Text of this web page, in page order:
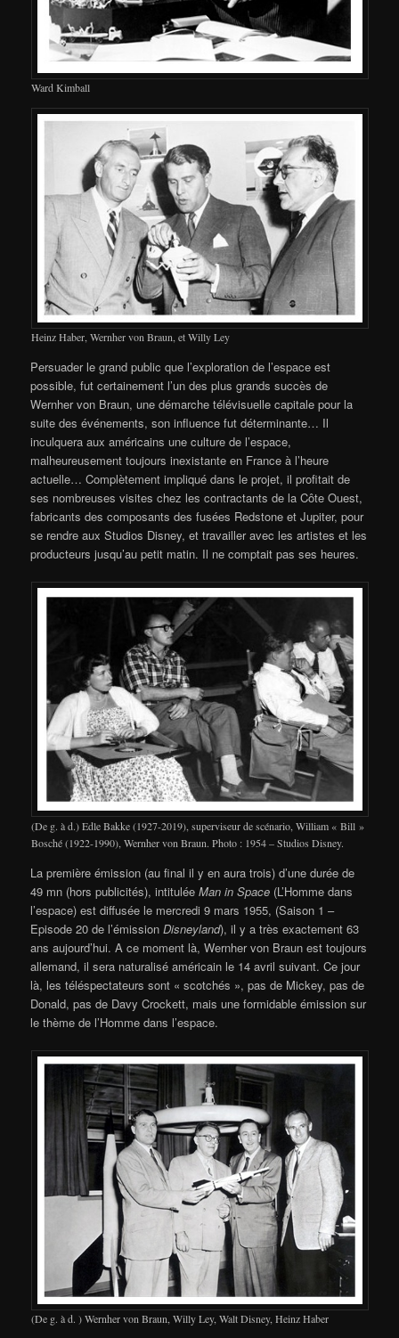
Ward Kimball
Heinz Haber, Wernher von Braun, et Willy Ley
Persuader le grand public que l’exploration de l’espace est
possible, fut certainement l’un des plus grands succès de
Wernher von Braun, une démarche télévisuelle capitale pour la
suite des événements, son influence fut déterminante… Il
inculquera aux américains une culture de l’espace,
malheureusement toujours inexistante en France à l’heure
actuelle… Complètement impliqué dans le projet, il profitait de
ses nombreuses visites chez les contractants de la Côte Ouest,
fabricants des composants des fusées Redstone et Jupiter, pour
se rendre aux Studios Disney, et travailler avec les artistes et les
producteurs jusqu’au petit matin. Il ne comptait pas ses heures.
(De g. à d.) Edle Bakke (1927-2019), superviseur de scénario, William « Bill »
Bosché (1922-1990), Wernher von Braun. Photo : 1954 – Studios Disney.
La première émission (au final il y en aura trois) d’une durée de
49 mn (hors publicités), intituléeMan in Space (L’Homme dans
l’espace) est diffusée le mercredi 9 mars 1955, (Saison 1 –
Episode 20 de l’émissionDisneyland), il y a très exactement 63
ans aujourd’hui. A ce moment là, Wernher von Braun est toujours
allemand, il sera naturalisé américain le 14 avril suivant. Ce jour
là, les téléspectateurs sont « scotchés », pas de Mickey, pas de
Donald, pas de Davy Crockett, mais une formidable émission sur
le thème de l’Homme dans l’espace.
(De g. à d. ) Wernher von Braun, Willy Ley, Walt Disney, Heinz Haber